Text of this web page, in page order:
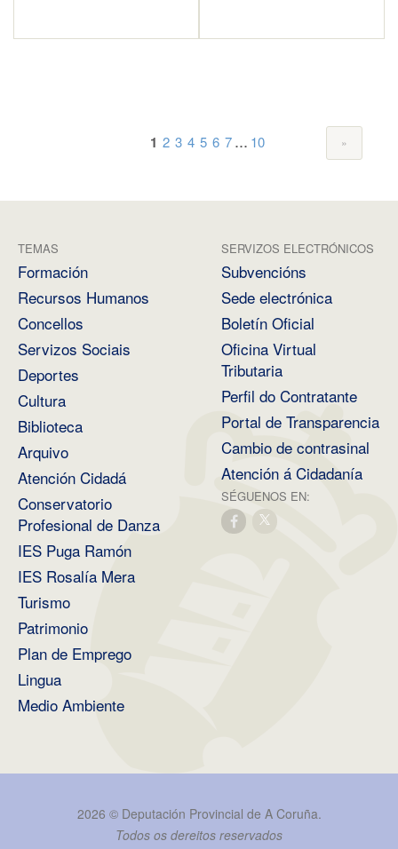
1 2 3 4 5 6 7 ... 10
TEMAS
Formación
Recursos Humanos
Concellos
Servizos Sociais
Deportes
Cultura
Biblioteca
Arquivo
Atención Cidadá
Conservatorio
Profesional de Danza
IES Puga Ramón
IES Rosalía Mera
Turismo
Patrimonio
Plan de Emprego
Lingua
Medio Ambiente
SERVIZOS ELECTRÓNICOS
Subvencións
Sede electrónica
Boletín Oficial
Oficina Virtual
Tributaria
Perfil do Contratante
Portal de Transparencia
Cambio de contrasinal
Atención á Cidadanía
SÉGUENOS EN:
2026 © Deputación Provincial de A Coruña.
Todos os dereitos reservados